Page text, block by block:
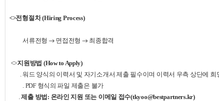
<>전형절차 (Hiring Process)
서류전형 → 면접전형 → 최종합격
<>지원방법 (How to Apply)
.워드 양식의 이력서 및 자기소개서 제출 필수이며 이력서 우측 상단에 희
. PDF 형식의 파일 제출은 불가
.제출 방법 : 온라인 지원 또는 이메일 접수(tkyoo@bestpartners.kr)